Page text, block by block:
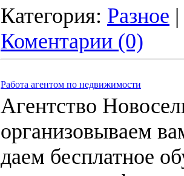
Категория: Разное
Коментарии (0)
Работа агентом по недвижимости
Агентство
организовываем
даем бесплатное